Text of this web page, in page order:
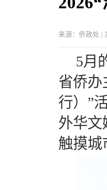
来源：侨政处 |
5月
省侨办
行）”
外华文
触摸城